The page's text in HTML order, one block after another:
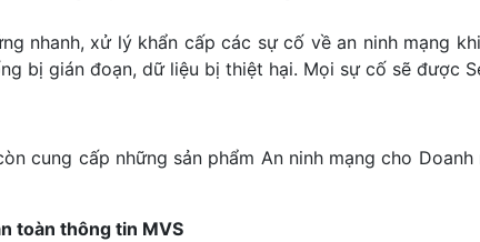
nhanh, xử lý khẩn cấp các sự cố về an ninh mạng
bị gián đoạn, dữ liệu bị thiệt hại. Mọi sự cố sẽ được
cung cấp những sản phẩm An ninh mạng cho
toàn thông tin MVS